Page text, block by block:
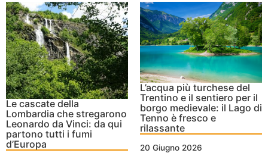
Le cascate della
Lombardia che stregarono
Leonardo da Vinci: da qui
partono tutti i fumi
d’Europa
L’acqua più turchese del
Trentino e il sentiero per il
borgo medievale: il Lago di
Tenno è fresco e
rilassante
20 Giugno 2026